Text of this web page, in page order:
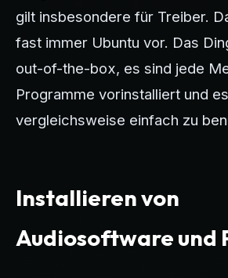
gilt insbesondere für Treiber.
fast immer Ubuntu vor. Das
out-of-the-box, es sind jede
Programme vorinstalliert und
vergleichsweise einfach zu
Installieren von
Audiosoftware und